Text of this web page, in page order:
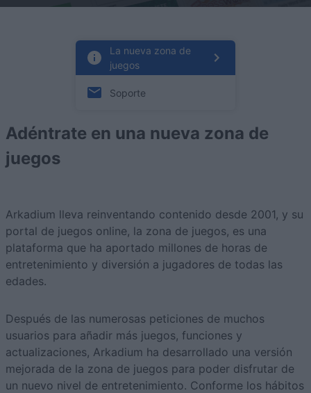
La nueva zona de
juegos
Soporte
Adéntrate en una nueva zona de
juegos
Arkadium lleva reinventando contenido desde 2001, y su
portal de juegos online, la zona de juegos, es una
plataforma que ha aportado millones de horas de
entretenimiento y diversión a jugadores de todas las
edades.
Después de las numerosas peticiones de muchos
usuarios para añadir más juegos, funciones y
actualizaciones, Arkadium ha desarrollado una versión
mejorada de la zona de juegos para poder disfrutar de
un nuevo nivel de entretenimiento. Conforme los hábitos